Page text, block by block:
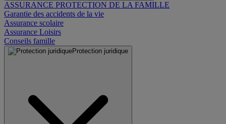
ASSURANCE PROTECTION DE LA FAMILLE
Garantie des accidents de la vie
Assurance scolaire
Assurance Loisirs
Conseils famille
Protection juridique